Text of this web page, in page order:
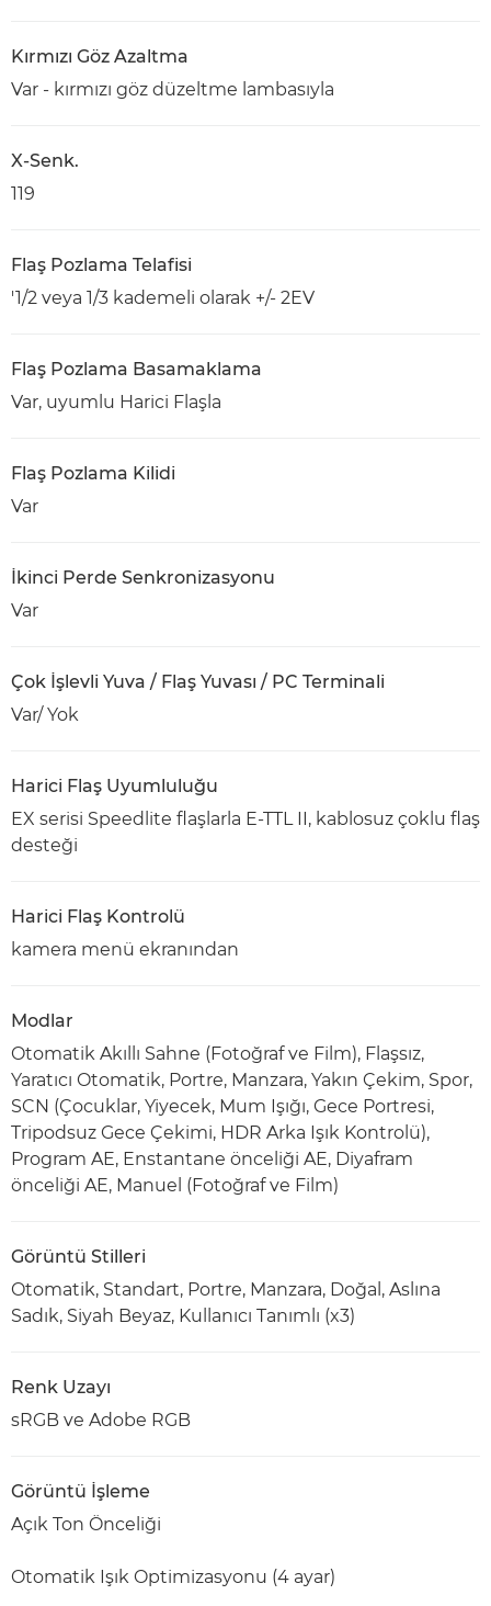
Kırmızı Göz Azaltma
Var - kırmızı göz düzeltme lambasıyla
X-Senk.
119
Flaş Pozlama Telafisi
'1/2 veya 1/3 kademeli olarak +/- 2EV
Flaş Pozlama Basamaklama
Var, uyumlu Harici Flaşla
Flaş Pozlama Kilidi
Var
İkinci Perde Senkronizasyonu
Var
Çok İşlevli Yuva / Flaş Yuvası / PC Terminali
Var/ Yok
Harici Flaş Uyumluluğu
EX serisi Speedlite flaşlarla E-TTL II, kablosuz çoklu flaş
desteği
Harici Flaş Kontrolü
kamera menü ekranından
Modlar
Otomatik Akıllı Sahne (Fotoğraf ve Film), Flaşsız,
Yaratıcı Otomatik, Portre, Manzara, Yakın Çekim, Spor,
SCN (Çocuklar, Yiyecek, Mum Işığı, Gece Portresi,
Tripodsuz Gece Çekimi, HDR Arka Işık Kontrolü),
Program AE, Enstantane önceliği AE, Diyafram
önceliği AE, Manuel (Fotoğraf ve Film)
Görüntü Stilleri
Otomatik, Standart, Portre, Manzara, Doğal, Aslına
Sadık, Siyah Beyaz, Kullanıcı Tanımlı (x3)
Renk Uzayı
sRGB ve Adobe RGB
Görüntü İşleme
Açık Ton Önceliği
Otomatik Işık Optimizasyonu (4 ayar)